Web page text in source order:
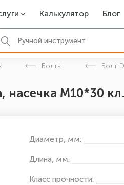
Калькулятор Блог
Болты Болт
насечка М10*30
Диаметр, мм:
Длина, мм:
Класс прочности: